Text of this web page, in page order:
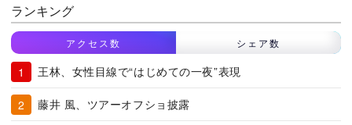
ランキング
アクセス数 シェア数
王林、女性目線で“はじめての一夜”表現
藤井 風、ツアーオフショ披露